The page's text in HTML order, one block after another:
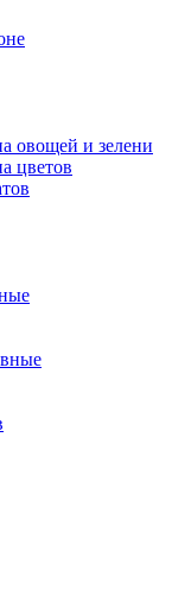
овощей и зелени
цветов